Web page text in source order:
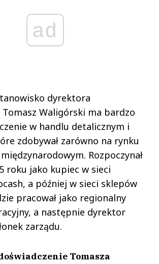
ad
dyrektora
Waligórski ma bardzo
w handlu detalicznym i
zdobywał zarówno na rynku
Rozpoczynał
roku jako kupiec w sieci
a później w sieci sklepów
pracował jako regionalny
a następnie dyrektor
zarządu.
Tomasza